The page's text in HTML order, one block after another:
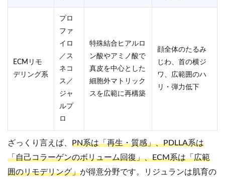
ECMリモ
デリング系
プロ
ファ
イロ
／ス
ネコ
ス／
ジャ
ルプ
ロ
特殊結合ヒアルロ
ン酸やアミノ酸で
真皮を中心とした
細胞外マトリック
スを広範に再構築
顔全体のたるみ
じわ、首の横ジ
ワ、広範囲のハ
リ・弾力低下
ざっくり言えば、 PN系は「再生・質感」、PDLLA系は
「自己コラーゲンのボリューム回復」、ECM系は「広範
囲のリモデリング」が得意分野です。リジュランは肌育の